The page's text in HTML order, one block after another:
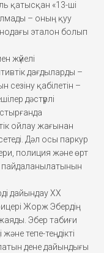
қатысқан «13-ші
– оның қуу
эталон болып
жүйелі
дағдыларды –
сезіну қабілетін –
дәстүрлі
ойлау жағынан
Дәл осы паркур
полиция және өрт
пайдаланылатынын
дайындау XX
Жорж Эбердің
Эбер табиғи
және тепе-теңдікті
дене дайындығы